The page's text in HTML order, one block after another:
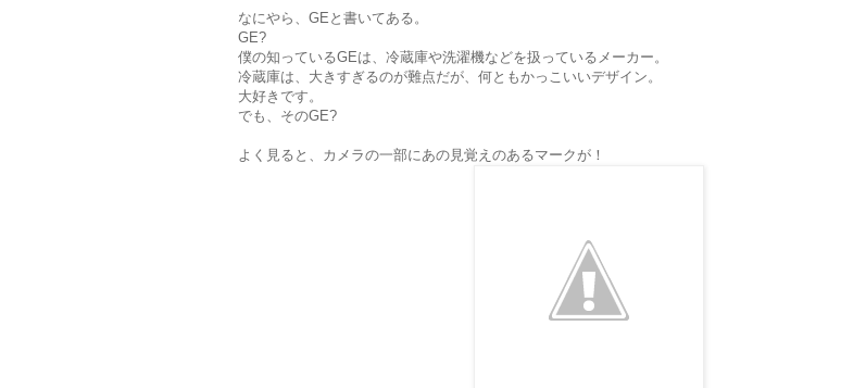
なにやら、GEと書いてある。
GE?
僕の知っているGEは、冷蔵庫や洗濯機などを扱っているメーカー。
冷蔵庫は、大きすぎるのが難点だが、何ともかっこいいデザイン。
大好きです。
でも、そのGE?
よく見ると、カメラの一部にあの見覚えのあるマークが！